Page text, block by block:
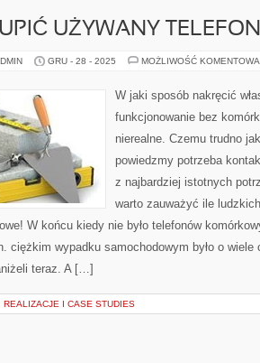
UŻYWANY
GRU - 28 - 2025 MOŻLIWOŚĆ
W jaki sposób nakręcić
funkcjonowanie bez
nierealne. Czemu trudno
powiedzmy potrzeba
z najbardziej istotnych
warto zauważyć ile
W końcu kiedy nie było telefonów
ciężkim wypadku samochodowym było o wiele
teraz. A […]
REALIZACJE I CASE STUDIES